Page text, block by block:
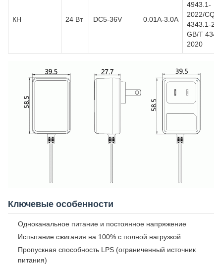
КН 24 Вт DC5-36V 0.01А-3.0А
4943.1-
2022/
4343.1-
GB/T
2020
Ключевые особенности
Одноканальное питание и постоянное напряжение
Испытание сжигания на 100% с полной нагрузкой
Пропускная способность LPS (ограниченный источник
питания)